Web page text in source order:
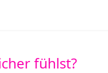
fühlst?